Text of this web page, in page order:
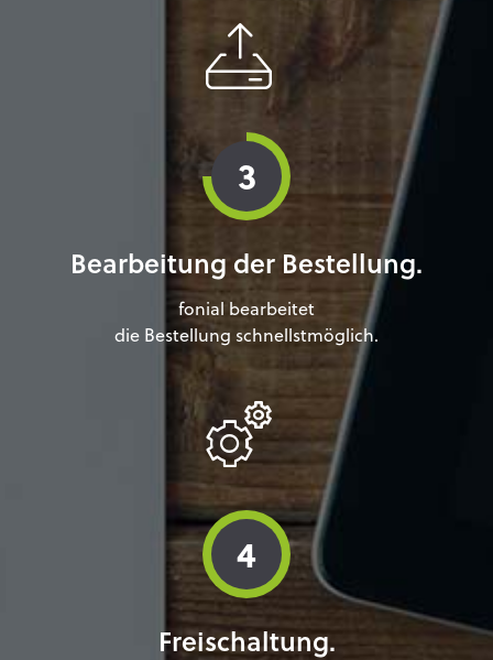
3
Bearbeitung der Bestellung.
fonial bearbeitet
die Bestellung schnellstmöglich.
4
Freischaltung.